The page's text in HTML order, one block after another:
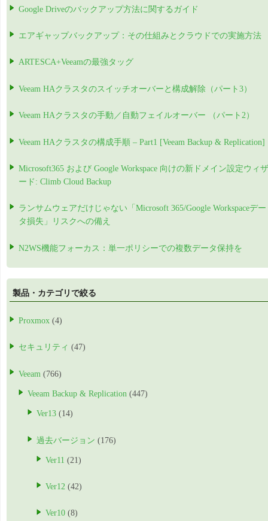
Google Driveのバックアップ方法に関するガイド
エアギャップバックアップ：その仕組みとクラウドでの実施方法
ARTESCA+Veeamの最強タッグ
Veeam HAクラスタのスイッチオーバーと構成解除（パート3）
Veeam HAクラスタの手動／自動フェイルオーバー （パート2）
Veeam HAクラスタの構成手順 – Part1 [Veeam Backup & Replication]
Microsoft365 および Google Workspace 向けの新ドメイン設定ウィザ
ード: Climb Cloud Backup
ランサムウェアだけじゃない「Microsoft 365/Google Workspaceデー
タ損失」リスクへの備え
N2WS機能フォーカス：単一ポリシーでの複数データ保持を
製品・カテゴリで絞る
Proxmox (4)
セキュリティ (47)
Veeam (766)
Veeam Backup & Replication (447)
Ver13 (14)
過去バージョン (176)
Ver11 (21)
Ver12 (42)
Ver10 (8)